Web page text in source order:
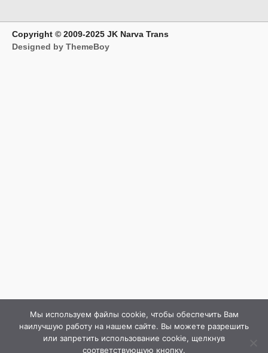
Copyright © 2009-2025 JK Narva Trans
Designed by ThemeBoy
Мы используем файлы cookie, чтобы обеспечить Вам
наилучшую работу на нашем сайте. Вы можете разрешить
или запретить использование cookie, щелкнув
соответствующую кнопку.